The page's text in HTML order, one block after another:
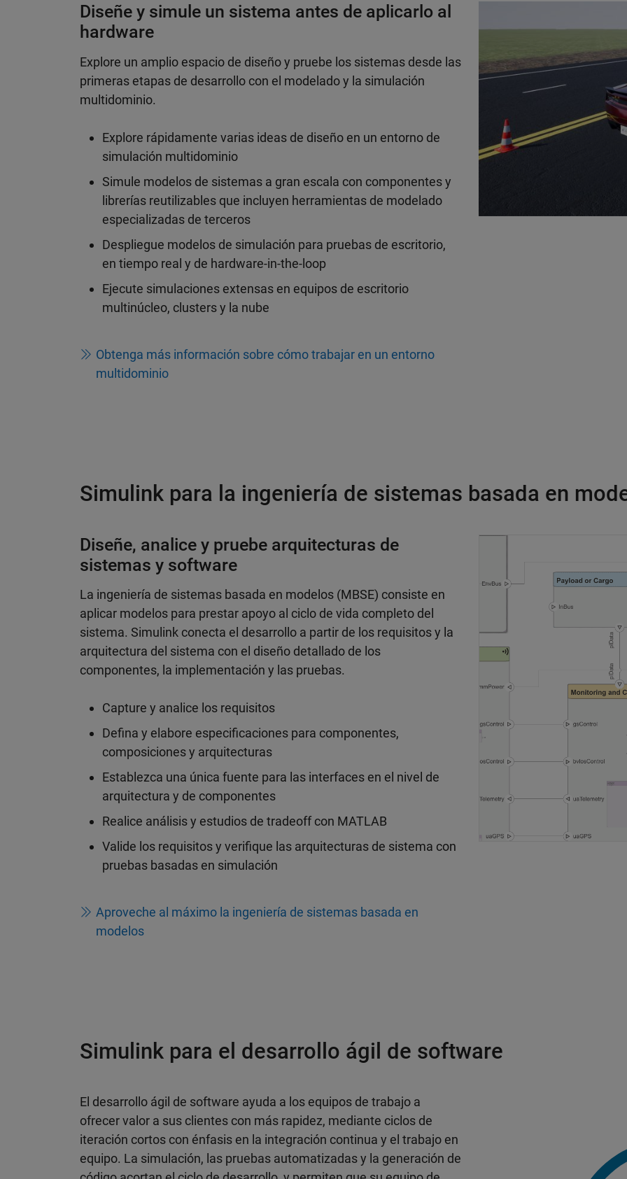
Diseñe y simule un sistema antes de aplicarlo al
hardware
Explore un amplio espacio de diseño y pruebe los sistemas desde las
primeras etapas de desarrollo con el modelado y la simulación
multidominio.
Explore rápidamente varias ideas de diseño en un entorno de
simulación multidominio
Simule modelos de sistemas a gran escala con componentes y
librerías reutilizables que incluyen herramientas de modelado
especializadas de terceros
Despliegue modelos de simulación para pruebas de escritorio,
en tiempo real y de hardware-in-the-loop
Ejecute simulaciones extensas en equipos de escritorio
multinúcleo, clusters y la nube
Obtenga más información sobre cómo trabajar en un entorno
multidominio
Simulink para la ingeniería de sistemas basada en
Diseñe, analice y pruebe arquitecturas de
sistemas y software
La ingeniería de sistemas basada en modelos (MBSE) consiste en
aplicar modelos para prestar apoyo al ciclo de vida completo del
sistema. Simulink conecta el desarrollo a partir de los requisitos y la
arquitectura del sistema con el diseño detallado de los
componentes, la implementación y las pruebas.
Capture y analice los requisitos
Defina y elabore especificaciones para componentes,
composiciones y arquitecturas
Establezca una única fuente para las interfaces en el nivel de
arquitectura y de componentes
Realice análisis y estudios de tradeoff con MATLAB
Valide los requisitos y verifique las arquitecturas de sistema con
pruebas basadas en simulación
Aproveche al máximo la ingeniería de sistemas basada en
modelos
Simulink para el desarrollo ágil de software
El desarrollo ágil de software ayuda a los equipos de trabajo a
ofrecer valor a sus clientes con más rapidez, mediante ciclos de
iteración cortos con énfasis en la integración continua y el trabajo en
equipo. La simulación, las pruebas automatizadas y la generación de